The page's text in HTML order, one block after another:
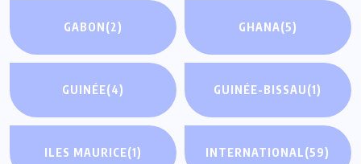
GABON(2) GHANA(5)
GUINÉE(4) GUINÉE-BISSAU(1)
ILES MAURICE(1) INTERNATIONAL(59)